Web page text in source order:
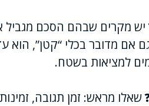
יש מקרים שבהם הסכם מגביל
אם מדובר בכלי “קטן”, הוא
למציאות בשטח.
שאלו מראש: זמן תגובה,